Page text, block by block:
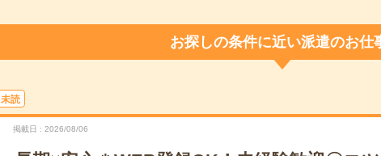
お探しの条件に近い派遣のお仕
未読
掲載日 2026/08/06